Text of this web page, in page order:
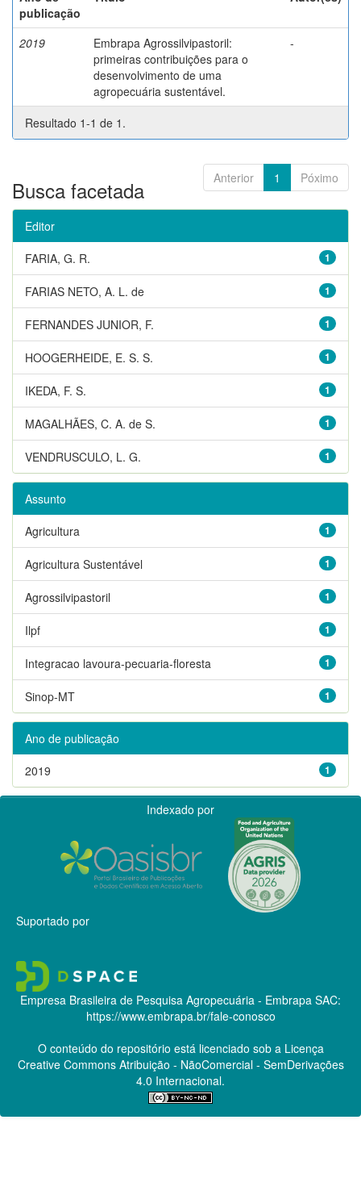
publicação
2019
Embrapa Agrossilvipastoril:
primeiras contribuições para o
desenvolvimento de uma
agropecuária sustentável.
-
Resultado 1-1 de 1.
Anterior 1 Póximo
Busca facetada
Editor
1
FARIA, G. R.
1
FARIAS NETO, A. L. de
1
FERNANDES JUNIOR, F.
1
HOOGERHEIDE, E. S. S.
1
IKEDA, F. S.
1
MAGALHÃES, C. A. de S.
1
VENDRUSCULO, L. G.
Assunto
1
Agricultura
1
Agricultura Sustentável
1
Agrossilvipastoril
1
Ilpf
1
Integracao lavoura-pecuaria-floresta
1
Sinop-MT
Ano de publicação
1
2019
Indexado por
Suportado por
Empresa Brasileira de Pesquisa Agropecuária - Embrapa SAC:
https://www.embrapa.br/fale-conosco
O conteúdo do repositório está licenciado sob a Licença
Creative CommonsAtribuição - NãoComercial - SemDerivações
4.0 Internacional.